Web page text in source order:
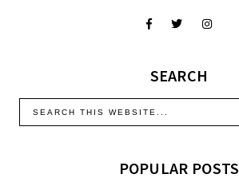
SEARCH
POPULAR POSTS